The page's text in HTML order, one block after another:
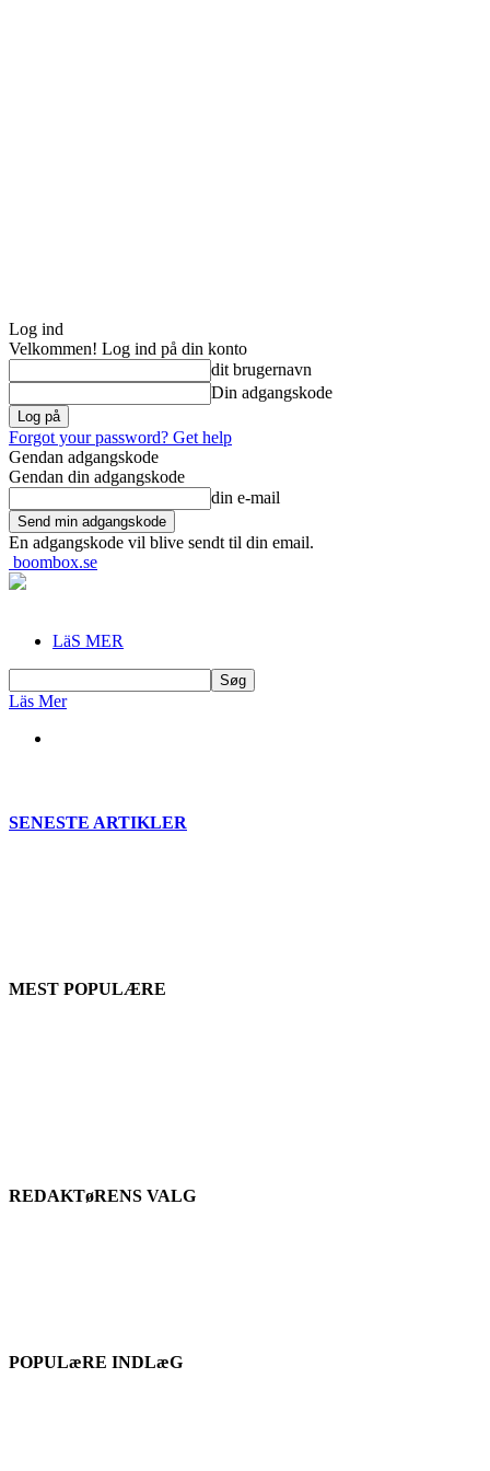
Log ind
Velkommen! Log ind på din konto
dit brugernavn
Din adgangskode
Forgot your password? Get help
Gendan adgangskode
Gendan din adgangskode
din e-mail
En adgangskode vil blive sendt til din email.
boombox.se
LäS MER
Läs Mer
SENESTE ARTIKLER
MEST POPULÆRE
REDAKTøRENS VALG
POPULæRE INDLæG